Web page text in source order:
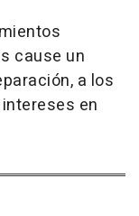
cause un
a los
en